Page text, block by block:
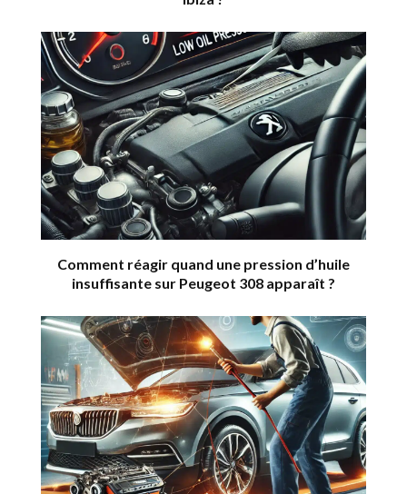
Comment réagir quand une pression d’huile
insuffisante sur Peugeot 308 apparaît ?